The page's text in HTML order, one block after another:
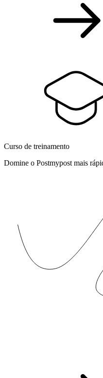
Curso de treinamento
Domine o Postmypost mais